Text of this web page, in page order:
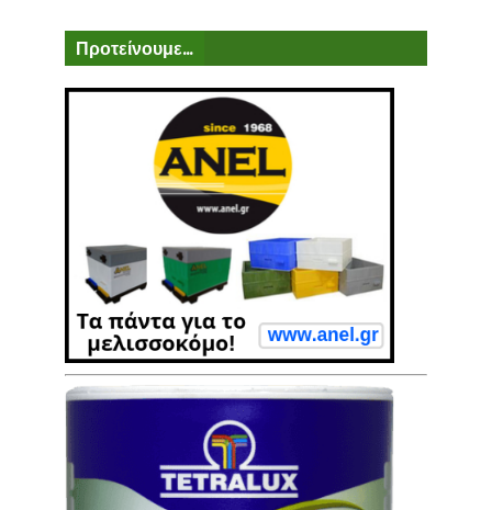
Προτείνουμε...